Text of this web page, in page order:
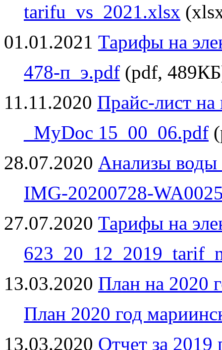
tarifu_vs_2021.xlsx
01.01.2021 Тарифы на
478-п_э.pdf (pdf,
11.11.2020 Прайс-лист
_MyDoc 15_00_06.pdf
28.07.2020 Анализы
IMG-20200728-
27.07.2020 Тарифы на
13.03.2020 План на 2020
План 2020 год
13.03.2020 Отчет за